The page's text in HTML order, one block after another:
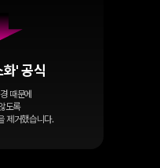
화' 공식
때문에
도록
제거했습니다.